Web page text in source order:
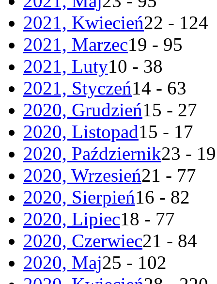
2021, Kwiecień22 - 124
2021, Marzec19 - 95
2021, Luty10 - 38
2021, Styczeń14 - 63
2020, Grudzień15 - 27
2020, Listopad15 - 17
2020, Październik23 - 19
2020, Wrzesień21 - 77
2020, Sierpień16 - 82
2020, Lipiec18 - 77
2020, Czerwiec21 - 84
2020, Maj25 - 102